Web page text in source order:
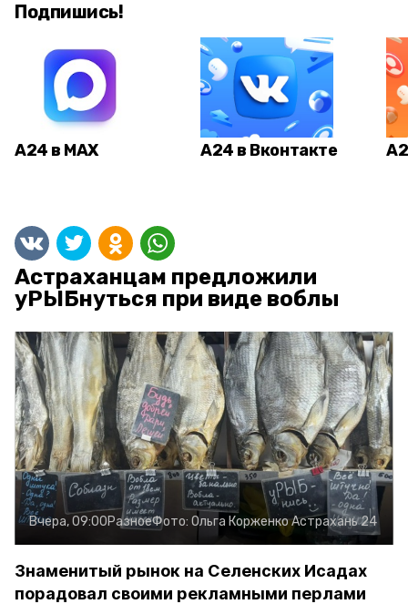
Подпишись!
А24 в MAX А24 в Вконтакте
Астраханцам предложили
уРЫБнуться при виде воблы
Вчера, 09:00РазноеФото: Ольга КорженкоАстрахань 24
Знаменитый рынок на Селенских Исадах
порадовал своими рекламными перлами